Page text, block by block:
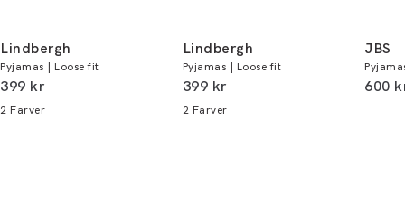
Du kan indløse din bonus 365 dage om året i
alle butikker og online.
Lindbergh
Pyjamas | Loose fit
I alt (inkl. rabat)
399 kr
2 Farver
Lindbergh
Pyjamas | Loose fit
I alt (inkl. rabat)
399 kr
2 Farver
JBS
I alt
600